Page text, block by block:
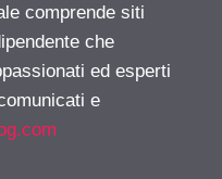
comprende siti
che
ed esperti
e